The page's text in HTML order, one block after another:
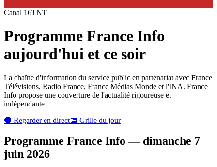
Canal 16TNT
Programme France Info
aujourd'hui et ce soir
La chaîne d'information du service public en partenariat avec France
Télévisions, Radio France, France Médias Monde et l'INA. France
Info propose une couverture de l'actualité rigoureuse et
indépendante.
🔴 Regarder en direct📅 Grille du jour
Programme France Info — dimanche 7
juin 2026